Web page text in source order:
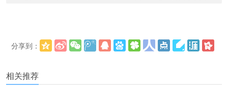
分享到：
相关推荐